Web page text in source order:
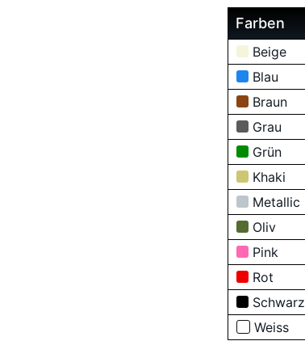
Farben
Beige
Blau
Braun
Grau
Grün
Khaki
Metallic
Oliv
Pink
Rot
Schwarz
Weiss